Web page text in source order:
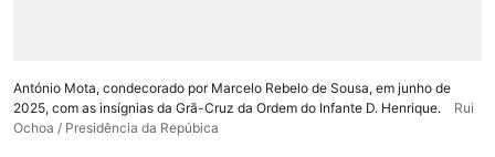
António Mota, condecorado por Marcelo Rebelo de Sousa, em junho de
2025, com as insígnias da Grã-Cruz da Ordem do Infante D. Henrique.
Rui
Ochoa / Presidência da Repúbica